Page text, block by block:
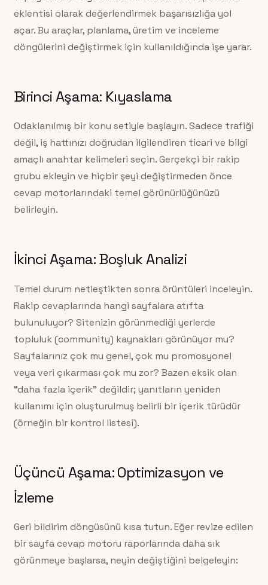
eklentisi olarak değerlendirmek başarısızlığa yol
açar. Bu araçlar, planlama, üretim ve inceleme
döngülerini değiştirmek için kullanıldığında işe yarar.
Birinci Aşama: Kıyaslama
Odaklanılmış bir konu setiyle başlayın. Sadece trafiği
değil, iş hattınızı doğrudan ilgilendiren ticari ve bilgi
amaçlı anahtar kelimeleri seçin. Gerçekçi bir rakip
grubu ekleyin ve hiçbir şeyi değiştirmeden önce
cevap motorlarındaki temel görünürlüğünüzü
belirleyin.
İkinci Aşama: Boşluk Analizi
Temel durum netleştikten sonra örüntüleri inceleyin.
Rakip cevaplarında hangi sayfalara atıfta
bulunuluyor? Sitenizin görünmediği yerlerde
topluluk (community) kaynakları görünüyor mu?
Sayfalarınız çok mu genel, çok mu promosyonel
veya veri çıkarması çok mu zor? Bazen eksik olan
“daha fazla içerik” değildir; yanıtların yeniden
kullanımı için oluşturulmuş belirli bir içerik türüdür
(örneğin bir kontrol listesi).
Üçüncü Aşama: Optimizasyon ve
İzleme
Geri bildirim döngüsünü kısa tutun. Eğer revize edilen
bir sayfa cevap motoru raporlarında daha sık
görünmeye başlarsa, neyin değiştiğini belgeleyin: